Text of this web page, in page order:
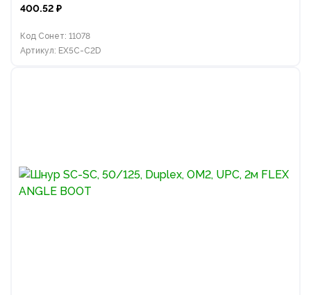
400.52 ₽
Код Сонет: 11078
Артикул: EX5C-C2D